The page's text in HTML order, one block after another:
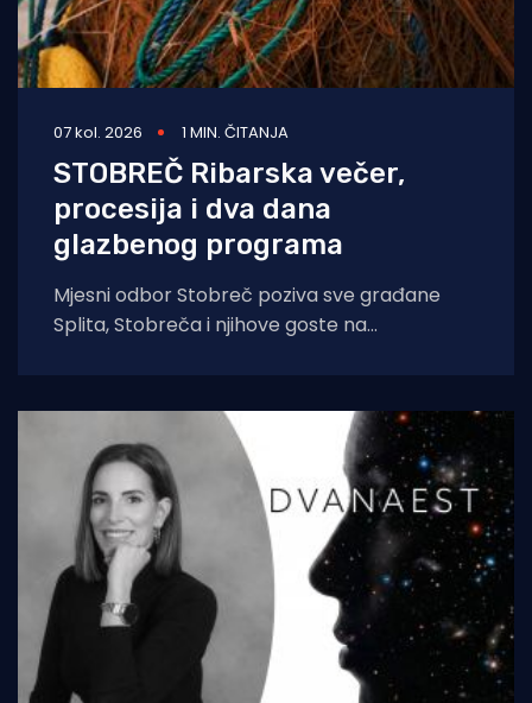
07 kol. 2026 1 MIN. ČITANJA
STOBREČ Ribarska večer,
procesija i dva dana
glazbenog programa
Mjesni odbor Stobreč poziva sve građane
Splita, Stobreča i njihove goste na